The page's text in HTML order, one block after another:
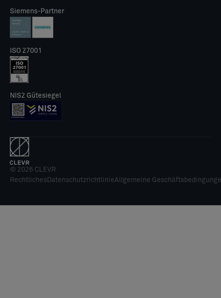
Siemens-Partner
ISO 27001
NIS2 Gütesiegel
© 2026 CLEVR
Rechtliches DatenschutzrichtlinieAllgemeine